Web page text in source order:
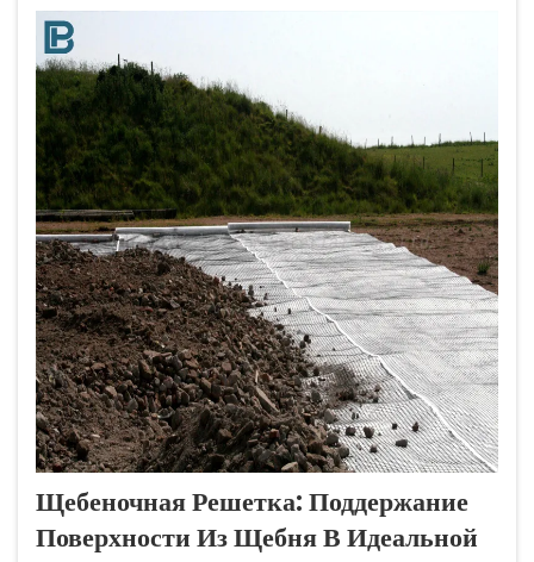
впечатляющей механической прочностью, как
правило, составляющей около 4 000 до 6,...
Щебеночная Решетка: Поддержание
Поверхности Из Щебня В Идеальной